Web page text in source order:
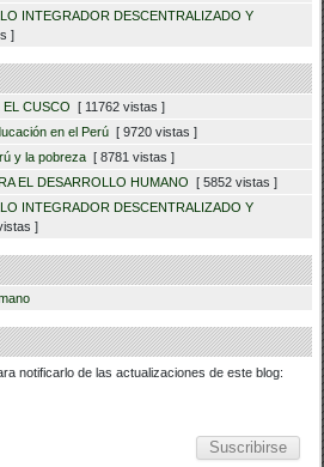
INTEGRADOR DESCENTRALIZADO Y
]
EL CUSCO
[ 11762 vistas ]
en el Perú [ 9720 vistas ]
y la pobreza [ 8781 vistas ]
EL DESARROLLO HUMANO
[ 5852 vistas ]
INTEGRADOR DESCENTRALIZADO Y
]
notificarlo de las actualizaciones de este blog: